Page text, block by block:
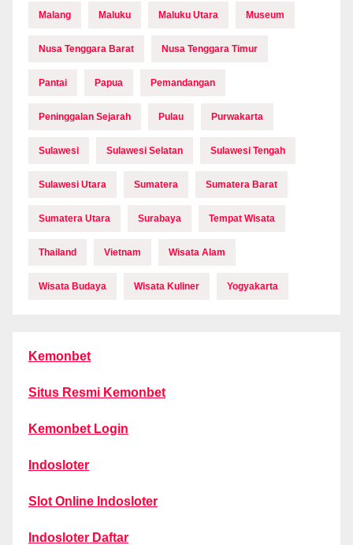
Malang Maluku Maluku Utara Museum
Nusa Tenggara Barat Nusa Tenggara Timur
Pantai Papua Pemandangan
Peninggalan Sejarah Pulau Purwakarta
Sulawesi Sulawesi Selatan Sulawesi Tengah
Sulawesi Utara Sumatera Sumatera Barat
Sumatera Utara Surabaya Tempat Wisata
Thailand Vietnam Wisata Alam
Wisata Budaya Wisata Kuliner Yogyakarta
Kemonbet
Situs Resmi Kemonbet
Kemonbet Login
Indosloter
Slot Online Indosloter
Indosloter Daftar